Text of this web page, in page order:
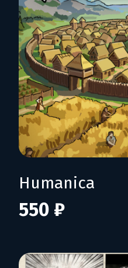
Humanica
550 ₽